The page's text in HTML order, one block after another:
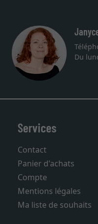
Du
Services
Contact
Panier d'achats
Compte
Mentions légales
Ma liste de souhaits